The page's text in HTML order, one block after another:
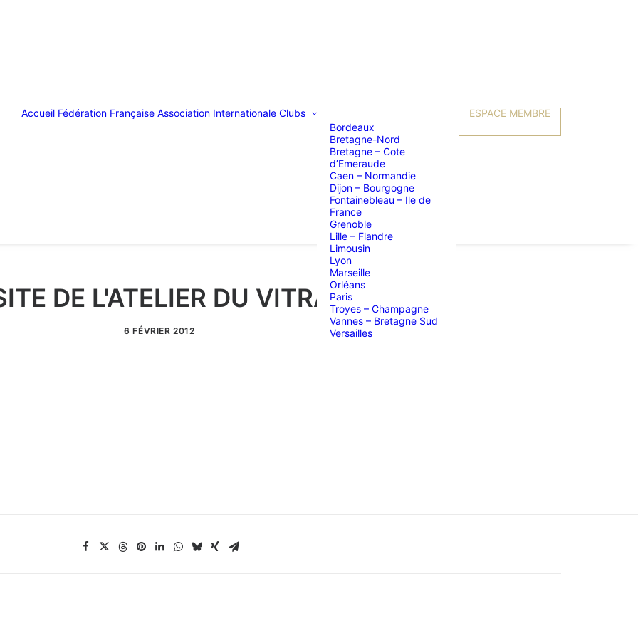
Accueil Fédération Française Association Internationale Clubs
Bordeaux
Bretagne-Nord
Bretagne – Cote
d’Emeraude
Caen – Normandie
Dijon – Bourgogne
Fontainebleau – Ile de
France
Grenoble
Lille – Flandre
Limousin
Lyon
Marseille
Orléans
Paris
Troyes – Champagne
Vannes – Bretagne Sud
Versailles
ESPACE MEMBRE
DE L'ATELIER DU VITRAIL
6 FÉVRIER 2012